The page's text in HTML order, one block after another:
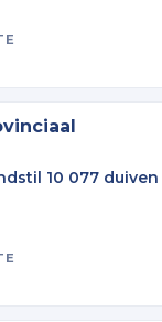
10 077 duiven